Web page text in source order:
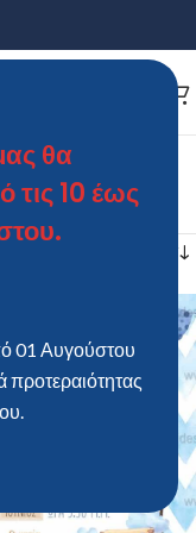
θα
τις 10 έως
01 Αυγούστου
προτεραιότητας
οικονομικα”